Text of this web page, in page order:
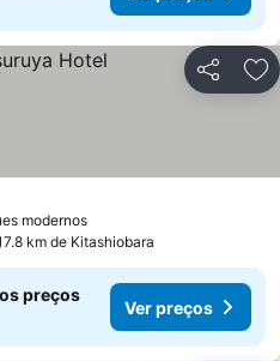
Partilhar
modernos
km de Kitashiobara
preços
Ver preços